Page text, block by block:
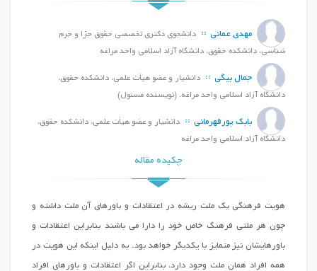
مهدی عمانی دانشجوی دکتری تخصصی حقوق جزا و جرم
شناسی، دانشکده حقوق، دانشگاه آزاد اسلامی واحد مراغه
جمال بیگی دانشیار و عضو هیأت علمی، دانشکده حقوق،
دانشگاه آزاد اسلامی واحد مراغه. (نویسنده مسئول)
بابک پورقهرمانی دانشیار و عضو هیأت علمی، دانشکده حقوق،
دانشگاه آزاد اسلامی واحد مراغه
چکیده مقاله
هویت فرهنگی یک ملت ریشه در اعتقادات و باورهای آن ملت داشته و
چون هر ملتی فرهنگ خاص خود را دارا می باشند بنابراین اعتقادات و
باورهایشان نیز متمایز با یکدیگر خواهد بود. به دلیل اینکه این هویت در
همه افراد همان ملت وجود دارد، بنابراین اگر اعتقادات و باورهای افراد